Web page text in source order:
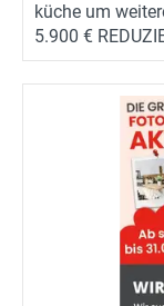
kü­che um
5.900 €